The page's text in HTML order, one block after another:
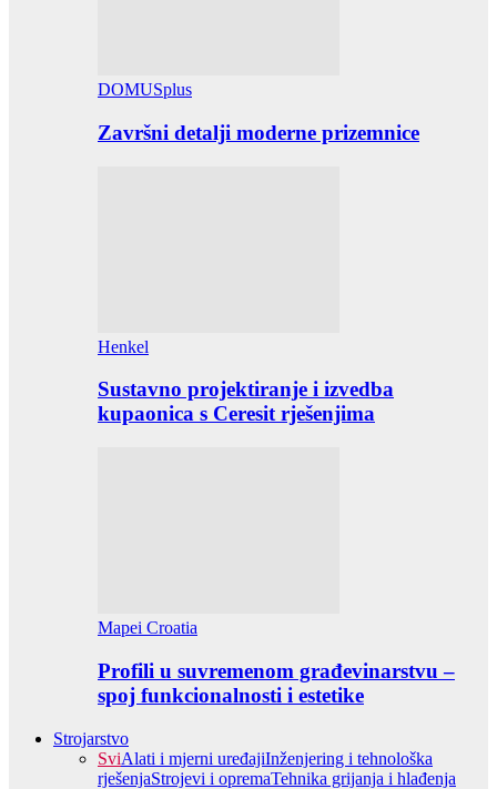
DOMUSplus
Završni detalji moderne prizemnice
Henkel
Sustavno projektiranje i izvedba
kupaonica s Ceresit rješenjima
Mapei Croatia
Profili u suvremenom građevinarstvu –
spoj funkcionalnosti i estetike
Strojarstvo
SviAlati i mjerni uređajiInženjering i tehnološka
rješenjaStrojevi i opremaTehnika grijanja i hlađenja